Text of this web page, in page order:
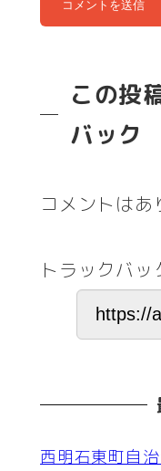
この投
バック
コメントはあ
トラックバッ
西明石東町自